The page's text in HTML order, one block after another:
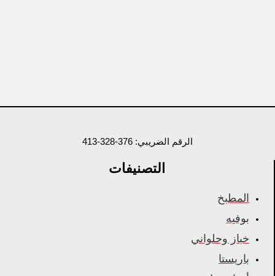
الرقم الضريبي: 376-328-413
التصنيفات
المطبخ
بوفيه
خباز وحلواني
باريستا